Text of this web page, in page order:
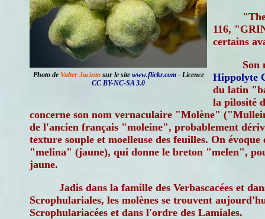
Photo de Valter Jacintosur le site www.flickr.com- Licence
CC BY-NC-SA 3.0
116,
certains
Son
Hippolyte
du latin
la pilosité
concerne son nom vernaculaire "Molène"
de l'ancien français "moleine", probablement
texture souple et moelleuse des feuilles. On évoque
"melina" (jaune), qui donne le breton "melen",
jaune.
Jadis dans la famille des Verbascacées et
Scrophulariales, les molènes se trouvent
Scrophulariacées et dans l'ordre des Lamiales.